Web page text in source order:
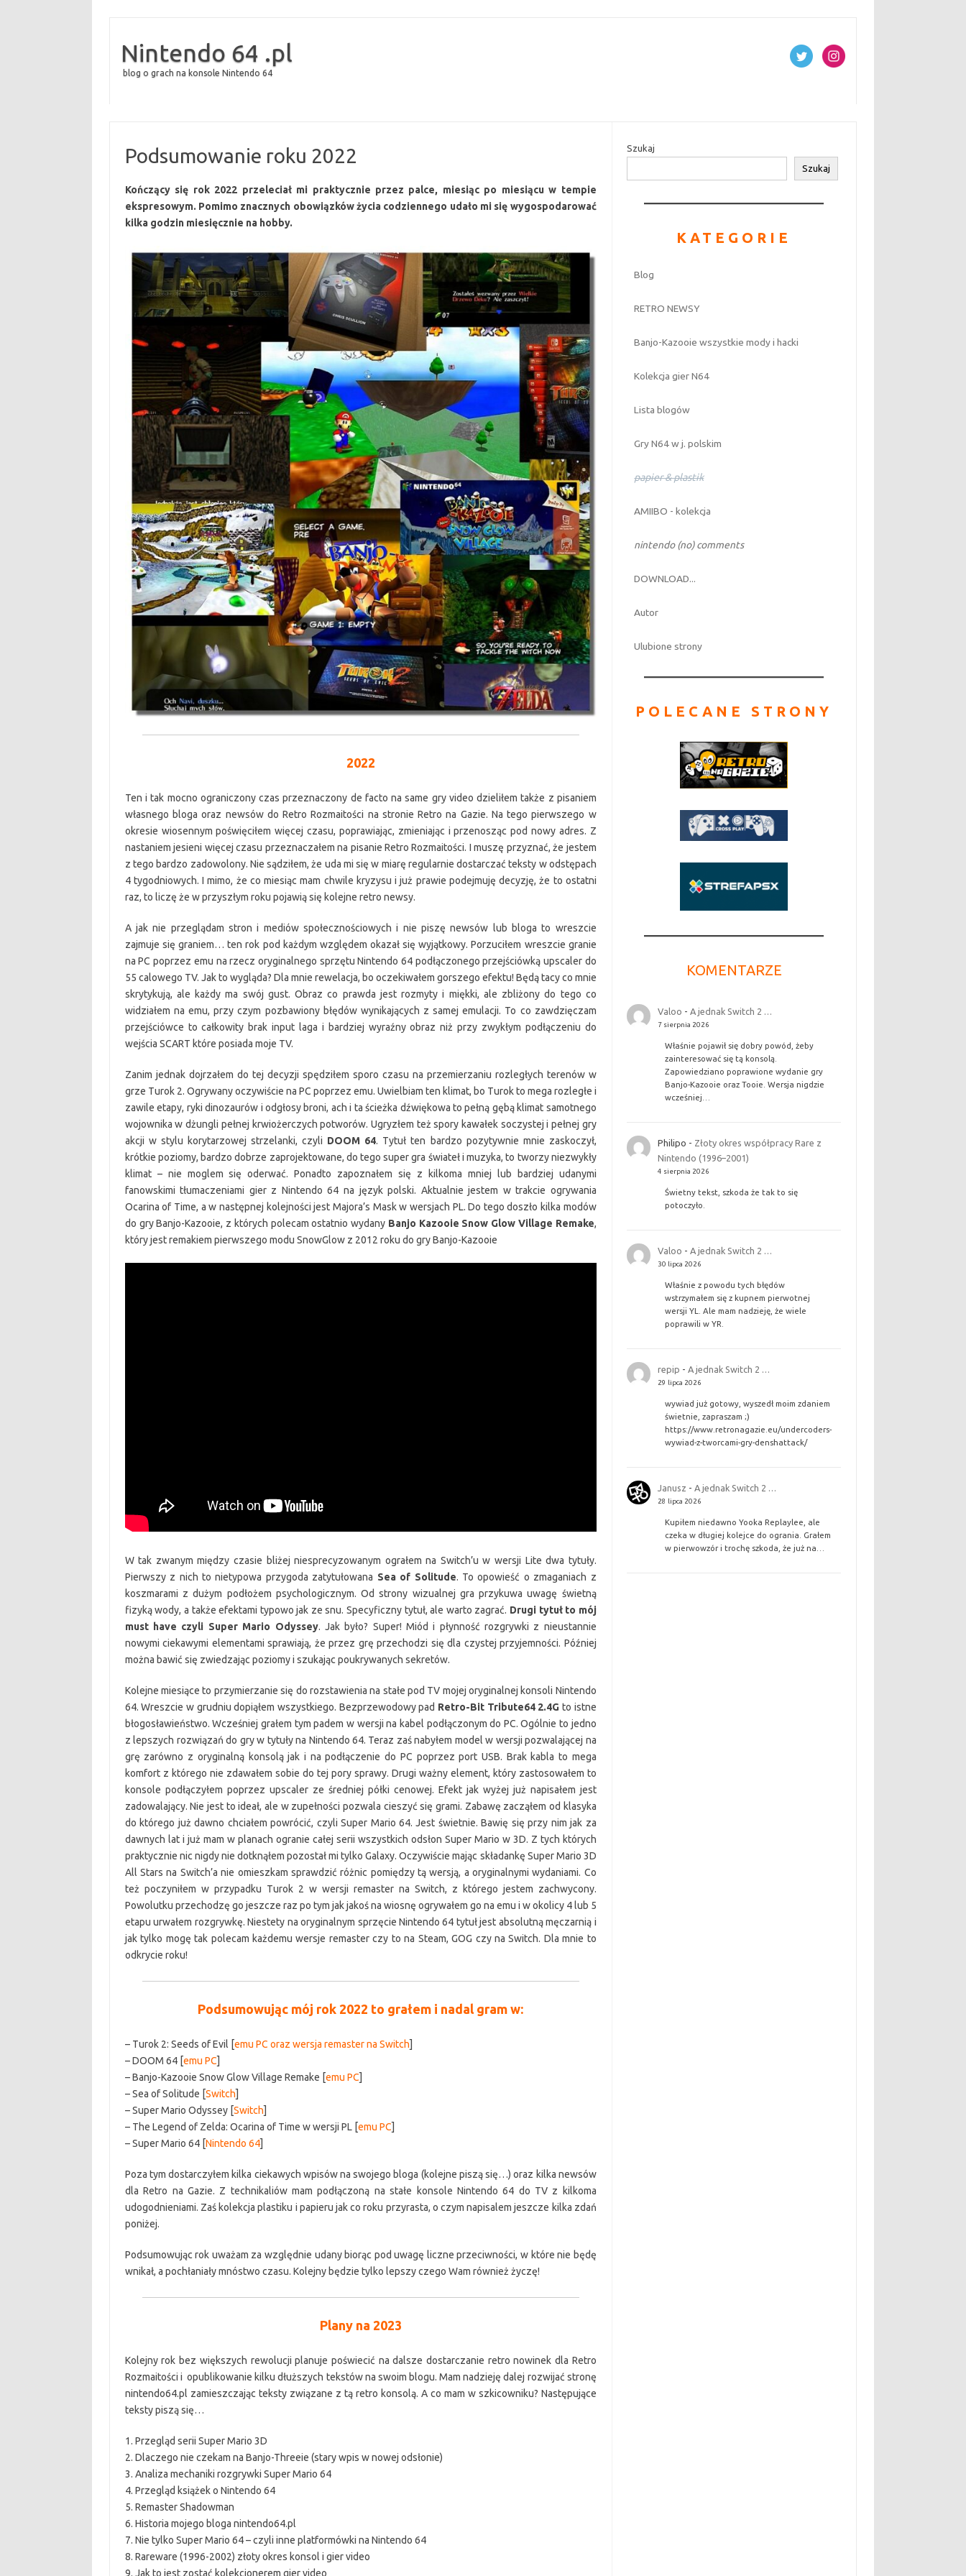
Nintendo 64 .pl
blog o grach na konsole Nintendo 64
Podsumowanie roku 2022
Kończący się rok 2022 przeleciał mi praktycznie przez palce, miesiąc po miesiącu w tempie
ekspresowym. Pomimo znacznych obowiązków życia codziennego udało mi się wygospodarować
kilka godzin miesięcznie na hobby.
2022
Ten i tak mocno ograniczony czas przeznaczony de facto na same gry video dzieliłem także z pisaniem
własnego bloga oraz newsów do Retro Rozmaitości na stronie Retro na Gazie. Na tego pierwszego w
okresie wiosennym poświęciłem więcej czasu, poprawiając, zmieniając i przenosząc pod nowy adres. Z
nastaniem jesieni więcej czasu przeznaczałem na pisanie Retro Rozmaitości. I muszę przyznać, że jestem
z tego bardzo zadowolony. Nie sądziłem, że uda mi się w miarę regularnie dostarczać teksty w odstępach
4 tygodniowych. I mimo, że co miesiąc mam chwile kryzysu i już prawie podejmuję decyzję, że to ostatni
raz, to liczę że w przyszłym roku pojawią się kolejne retro newsy.
A jak nie przeglądam stron i mediów społecznościowych i nie piszę newsów lub bloga to wreszcie
zajmuje się graniem… ten rok pod każdym względem okazał się wyjątkowy. Porzuciłem wreszcie granie
na PC poprzez emu na rzecz oryginalnego sprzętu Nintendo 64 podłączonego przejściówką upscaler do
55 calowego TV. Jak to wygląda? Dla mnie rewelacja, bo oczekiwałem gorszego efektu! Będą tacy co mnie
skrytykują, ale każdy ma swój gust. Obraz co prawda jest rozmyty i miękki, ale zbliżony do tego co
widziałem na emu, przy czym pozbawiony błędów wynikających z samej emulacji. To co zawdzięczam
przejściówce to całkowity brak input laga i bardziej wyraźny obraz niż przy zwykłym podłączeniu do
wejścia SCART które posiada moje TV.
Zanim jednak dojrzałem do tej decyzji spędziłem sporo czasu na przemierzaniu rozległych terenów w
grze Turok 2. Ogrywany oczywiście na PC poprzez emu. Uwielbiam ten klimat, bo Turok to mega rozległe i
zawile etapy, ryki dinozaurów i odgłosy broni, ach i ta ścieżka dźwiękowa to pełną gębą klimat samotnego
wojownika w dżungli pełnej krwiożerczych potworów. Ugryzłem też spory kawałek soczystej i pełnej gry
akcji w stylu korytarzowej strzelanki, czyli DOOM 64. Tytuł ten bardzo pozytywnie mnie zaskoczył,
krótkie poziomy, bardzo dobrze zaprojektowane, do tego super gra świateł i muzyka, to tworzy niezwykły
klimat – nie moglem się oderwać. Ponadto zapoznałem się z kilkoma mniej lub bardziej udanymi
fanowskimi tłumaczeniami gier z Nintendo 64 na język polski. Aktualnie jestem w trakcie ogrywania
Ocarina of Time, a w następnej kolejności jest Majora’s Mask w wersjach PL. Do tego doszło kilka modów
do gry Banjo-Kazooie, z których polecam ostatnio wydany Banjo Kazooie Snow Glow Village Remake,
który jest remakiem pierwszego modu SnowGlow z 2012 roku do gry Banjo-Kazooie
W tak zwanym między czasie bliżej niesprecyzowanym ograłem na Switch’u w wersji Lite dwa tytuły.
Pierwszy z nich to nietypowa przygoda zatytułowana Sea of Solitude. To opowieść o zmaganiach z
koszmarami z dużym podłożem psychologicznym. Od strony wizualnej gra przykuwa uwagę świetną
fizyką wody, a także efektami typowo jak ze snu. Specyficzny tytuł, ale warto zagrać. Drugi tytuł to mój
must have czyli Super Mario Odyssey. Jak było? Super! Miód i płynność rozgrywki z nieustannie
nowymi ciekawymi elementami sprawiają, że przez grę przechodzi się dla czystej przyjemności. Później
można bawić się zwiedzając poziomy i szukając poukrywanych sekretów.
Kolejne miesiące to przymierzanie się do rozstawienia na stałe pod TV mojej oryginalnej konsoli Nintendo
64. Wreszcie w grudniu dopiąłem wszystkiego. Bezprzewodowy pad Retro-Bit Tribute64 2.4G to istne
błogosławieństwo. Wcześniej grałem tym padem w wersji na kabel podłączonym do PC. Ogólnie to jedno
z lepszych rozwiązań do gry w tytuły na Nintendo 64. Teraz zaś nabyłem model w wersji pozwalającej na
grę zarówno z oryginalną konsolą jak i na podłączenie do PC poprzez port USB. Brak kabla to mega
komfort z którego nie zdawałem sobie do tej pory sprawy. Drugi ważny element, który zastosowałem to
konsole podłączyłem poprzez upscaler ze średniej półki cenowej. Efekt jak wyżej już napisałem jest
zadowalający. Nie jest to ideał, ale w zupełności pozwala cieszyć się grami. Zabawę zacząłem od klasyka
do którego już dawno chciałem powrócić, czyli Super Mario 64. Jest świetnie. Bawię się przy nim jak za
dawnych lat i już mam w planach ogranie całej serii wszystkich odsłon Super Mario w 3D. Z tych których
praktycznie nic nigdy nie dotknąłem pozostał mi tylko Galaxy. Oczywiście mając składankę Super Mario 3D
All Stars na Switch’a nie omieszkam sprawdzić różnic pomiędzy tą wersją, a oryginalnymi wydaniami. Co
też poczyniłem w przypadku Turok 2 w wersji remaster na Switch, z którego jestem zachwycony.
Powolutku przechodzę go jeszcze raz po tym jak jakoś na wiosnę ogrywałem go na emu i w okolicy 4 lub 5
etapu urwałem rozgrywkę. Niestety na oryginalnym sprzęcie Nintendo 64 tytuł jest absolutną męczarnią i
jak tylko mogę tak polecam każdemu wersje remaster czy to na Steam, GOG czy na Switch. Dla mnie to
odkrycie roku!
Podsumowując mój rok 2022 to grałem i nadal gram w:
– Turok 2: Seeds of Evil [emu PC oraz wersja remaster na Switch]
– DOOM 64 [emu PC]
– Banjo-Kazooie Snow Glow Village Remake [emu PC]
– Sea of Solitude [Switch]
– Super Mario Odyssey [Switch]
– The Legend of Zelda: Ocarina of Time w wersji PL [emu PC]
– Super Mario 64 [Nintendo 64]
Poza tym dostarczyłem kilka ciekawych wpisów na swojego bloga (kolejne piszą się…) oraz kilka newsów
dla Retro na Gazie. Z technikaliów mam podłączoną na stałe konsole Nintendo 64 do TV z kilkoma
udogodnieniami. Zaś kolekcja plastiku i papieru jak co roku przyrasta, o czym napisalem jeszcze kilka zdań
poniżej.
Podsumowując rok uważam za względnie udany biorąc pod uwagę liczne przeciwności, w które nie będę
wnikał, a pochłaniały mnóstwo czasu. Kolejny będzie tylko lepszy czego Wam również życzę!
Plany na 2023
Kolejny rok bez większych rewolucji planuje poświecić na dalsze dostarczanie retro nowinek dla Retro
Rozmaitości i opublikowanie kilku dłuższych tekstów na swoim blogu. Mam nadzieję dalej rozwijać stronę
nintendo64.pl zamieszczając teksty związane z tą retro konsolą. A co mam w szkicowniku? Następujące
teksty piszą się…
1. Przegląd serii Super Mario 3D
2. Dlaczego nie czekam na Banjo-Threeie (stary wpis w nowej odsłonie)
3. Analiza mechaniki rozgrywki Super Mario 64
4. Przegląd książek o Nintendo 64
5. Remaster Shadowman
6. Historia mojego bloga nintendo64.pl
7. Nie tylko Super Mario 64 – czyli inne platformówki na Nintendo 64
8. Rareware (1996-2002) złoty okres konsol i gier video
9. Jak to jest zostać kolekcjonerem gier video
Szukaj
Szukaj
KATEGORIE
Blog
RETRO NEWSY
Banjo-Kazooie wszystkie mody i hacki
Kolekcja gier N64
Lista blogów
Gry N64 w j. polskim
papier & plastik
AMIIBO - kolekcja
nintendo (no) comments
DOWNLOAD...
Autor
Ulubione strony
POLECANE STRONY
KOMENTARZE
Valoo - A jednak Switch 2 …
7 sierpnia 2026
Właśnie pojawił się dobry powód, żeby
zainteresować się tą konsolą.
Zapowiedziano poprawione wydanie gry
Banjo-Kazooie oraz Tooie. Wersja nigdzie
wcześniej…
Philipo - Złoty okres współpracy Rare z
Nintendo (1996–2001)
4 sierpnia 2026
Świetny tekst, szkoda że tak to się
potoczyło.
Valoo - A jednak Switch 2 …
30 lipca 2026
Właśnie z powodu tych błędów
wstrzymałem się z kupnem pierwotnej
wersji YL. Ale mam nadzieję, że wiele
poprawili w YR.
repip - A jednak Switch 2 …
29 lipca 2026
wywiad już gotowy, wyszedł moim zdaniem
świetnie, zapraszam ;)
https://www.retronagazie.eu/undercoders-
wywiad-z-tworcami-gry-denshattack/
Janusz - A jednak Switch 2 …
28 lipca 2026
Kupiłem niedawno Yooka Replaylee, ale
czeka w długiej kolejce do ogrania. Grałem
w pierwowzór i trochę szkoda, że już na…